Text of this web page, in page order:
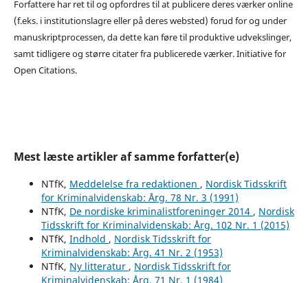
Forfattere har ret til og opfordres til at publicere deres værker online
(f.eks. i institutionslagre eller på deres websted) forud for og under
manuskriptprocessen, da dette kan føre til produktive udvekslinger,
samt tidligere og større citater fra publicerede værker. Initiative for
Open Citations.
Mest læste artikler af samme forfatter(e)
NTfK, Meddelelse fra redaktionen , Nordisk Tidsskrift
for Kriminalvidenskab: Årg. 78 Nr. 3 (1991)
NTfK, De nordiske kriminalistforeninger 2014 , Nordisk
Tidsskrift for Kriminalvidenskab: Årg. 102 Nr. 1 (2015)
NTfK, Indhold , Nordisk Tidsskrift for
Kriminalvidenskab: Årg. 41 Nr. 2 (1953)
NTfK, Ny litteratur , Nordisk Tidsskrift for
Kriminalvidenskab: Årg. 71 Nr. 1 (1984)